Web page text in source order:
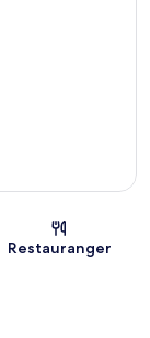
Restauranger